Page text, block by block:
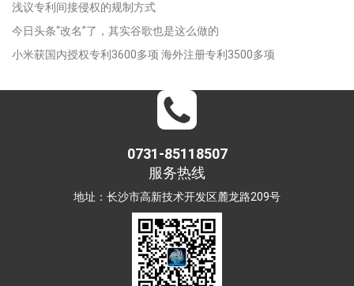
浅议专利间接侵权的规制方式
今日头条“改名”了，其实谷歌也是这么做的
小米获国内授权专利3600多项 海外注册专利3500多项
0731-85118507
服务热线
地址：长沙市高新技术开发区麓龙路209号